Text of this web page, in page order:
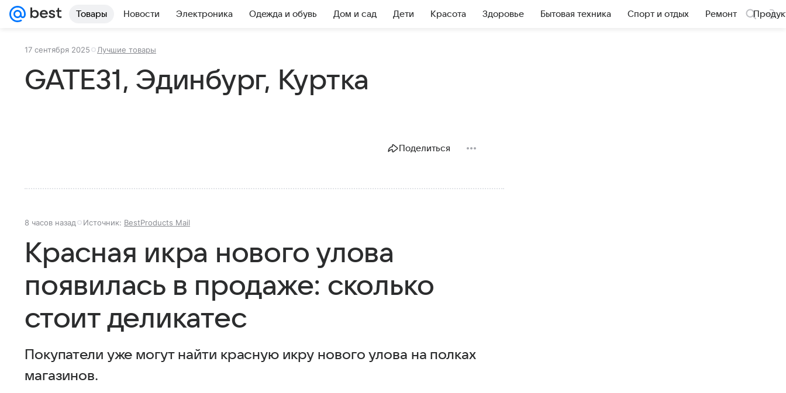
Товары Новости Электроника Одежда и обувь Дом и сад Дети Красота Здоровье Бытовая техника Спорт и отдых Ремонт
17 сентября 2025 Лучшие товары
GATE31, Эдинбург, Куртка
Поделиться
8 часов назад Источник: BestProducts Mail
Красная икра нового улова
появилась в продаже: сколько
стоит деликатес
Покупатели уже могут найти красную икру нового улова на полках
магазинов.